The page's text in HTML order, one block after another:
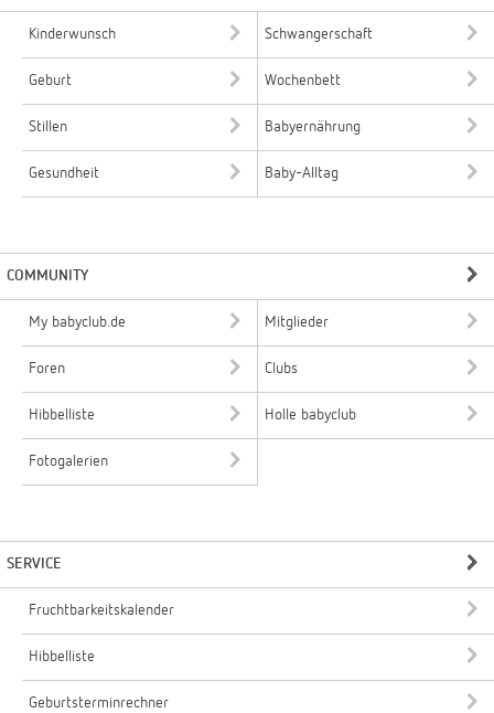
Kinderwunsch Schwangerschaft
Geburt Wochenbett
Stillen Babyernährung
Gesundheit Baby-Alltag
COMMUNITY
My babyclub.de Mitglieder
Foren Clubs
Hibbelliste Holle babyclub
Fotogalerien
SERVICE
Fruchtbarkeitskalender
Hibbelliste
Geburtsterminrechner